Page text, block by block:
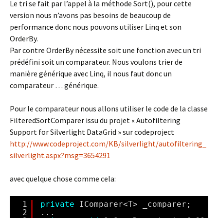
Le tri se fait par l’appel à la méthode Sort(), pour cette
version nous n’avons pas besoins de beaucoup de
performance donc nous pouvons utiliser Linq et son
OrderBy.
Par contre OrderBy nécessite soit une fonction avec un tri
prédéfini soit un comparateur. Nous voulons trier de
manière générique avec Linq, il nous faut donc un
comparateur … générique.
Pour le comparateur nous allons utiliser le code de la classe
FilteredSortComparer issu du projet « Autofiltering
Support for Silverlight DataGrid » sur codeproject
http://www.codeproject.com/KB/silverlight/autofiltering_
silverlight.aspx?msg=3654291
avec quelque chose comme cela:
1
2
private
IComparer<T> _comparer;
...